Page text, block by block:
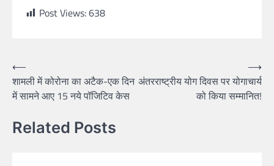
Post Views:638
⟵
शामली में कोरोना का अटैक-एक दिन
में सामने आए 15 नये पॉजिटिव केस
अंतरराष्ट्रीय योग दिवस पर योगाचार्य
को किया सम्मानित!
⟶
Related Posts